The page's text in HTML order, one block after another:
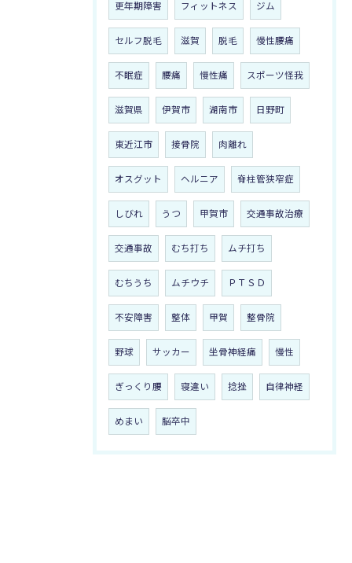
更年期障害 フィットネス ジム
セルフ脱毛 滋賀 脱毛 慢性腰痛
不眠症 腰痛 慢性痛 スポーツ怪我
滋賀県 伊賀市 湖南市 日野町
東近江市 接骨院 肉離れ
オスグット ヘルニア 脊柱管狭窄症
しびれ うつ 甲賀市 交通事故治療
交通事故 むち打ち ムチ打ち
むちうち ムチウチ ＰＴＳＤ
不安障害 整体 甲賀 整骨院
野球 サッカー 坐骨神経痛 慢性
ぎっくり腰 寝違い 捻挫 自律神経
めまい 脳卒中